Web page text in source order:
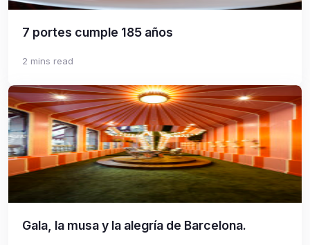
7 portes cumple 185 años
2 mins read
Gala, la musa y la alegría de Barcelona.